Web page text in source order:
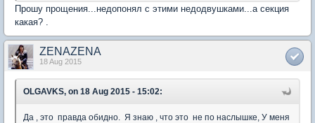
Прошу прощения...недопонял с этими недодвушками...а секция
какая? .
ZENAZENA
18 Aug 2015
OLGAVKS, on 18 Aug 2015 - 15:02:
Да , это правда обидно. Я знаю , что это не по наслышке, У меня